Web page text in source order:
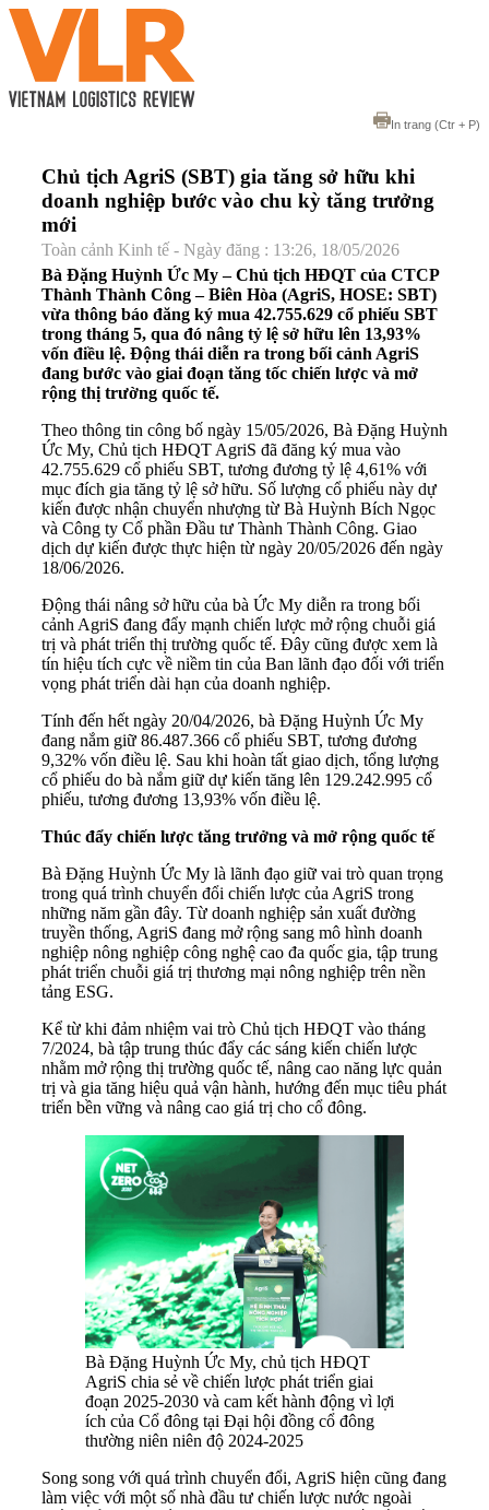
In trang (Ctr + P)
Chủ tịch AgriS (SBT) gia tăng sở hữu khi
doanh nghiệp bước vào chu kỳ tăng trưởng
mới
Toàn cảnh Kinh tế - Ngày đăng : 13:26, 18/05/2026
Bà Đặng Huỳnh Ức My – Chủ tịch HĐQT của CTCP
Thành Thành Công – Biên Hòa (AgriS, HOSE: SBT)
vừa thông báo đăng ký mua 42.755.629 cổ phiếu SBT
trong tháng 5, qua đó nâng tỷ lệ sở hữu lên 13,93%
vốn điều lệ. Động thái diễn ra trong bối cảnh AgriS
đang bước vào giai đoạn tăng tốc chiến lược và mở
rộng thị trường quốc tế.
Theo thông tin công bố ngày 15/05/2026, Bà Đặng Huỳnh
Ức My, Chủ tịch HĐQT AgriS đã đăng ký mua vào
42.755.629 cổ phiếu SBT, tương đương tỷ lệ 4,61% với
mục đích gia tăng tỷ lệ sở hữu. Số lượng cổ phiếu này dự
kiến được nhận chuyển nhượng từ Bà Huỳnh Bích Ngọc
và Công ty Cổ phần Đầu tư Thành Thành Công. Giao
dịch dự kiến được thực hiện từ ngày 20/05/2026 đến ngày
18/06/2026.
Động thái nâng sở hữu của bà Ức My diễn ra trong bối
cảnh AgriS đang đẩy mạnh chiến lược mở rộng chuỗi giá
trị và phát triển thị trường quốc tế. Đây cũng được xem là
tín hiệu tích cực về niềm tin của Ban lãnh đạo đối với triển
vọng phát triển dài hạn của doanh nghiệp.
Tính đến hết ngày 20/04/2026, bà Đặng Huỳnh Ức My
đang nắm giữ 86.487.366 cổ phiếu SBT, tương đương
9,32% vốn điều lệ. Sau khi hoàn tất giao dịch, tổng lượng
cổ phiếu do bà nắm giữ dự kiến tăng lên 129.242.995 cổ
phiếu, tương đương 13,93% vốn điều lệ.
Thúc đẩy chiến lược tăng trưởng và mở rộng quốc tế
Bà Đặng Huỳnh Ức My là lãnh đạo giữ vai trò quan trọng
trong quá trình chuyển đổi chiến lược của AgriS trong
những năm gần đây. Từ doanh nghiệp sản xuất đường
truyền thống, AgriS đang mở rộng sang mô hình doanh
nghiệp nông nghiệp công nghệ cao đa quốc gia, tập trung
phát triển chuỗi giá trị thương mại nông nghiệp trên nền
tảng ESG.
Kể từ khi đảm nhiệm vai trò Chủ tịch HĐQT vào tháng
7/2024, bà tập trung thúc đẩy các sáng kiến chiến lược
nhằm mở rộng thị trường quốc tế, nâng cao năng lực quản
trị và gia tăng hiệu quả vận hành, hướng đến mục tiêu phát
triển bền vững và nâng cao giá trị cho cổ đông.
Bà Đặng Huỳnh Ức My, chủ tịch HĐQT
AgriS chia sẻ về chiến lược phát triển giai
đoạn 2025-2030 và cam kết hành động vì lợi
ích của Cổ đông tại Đại hội đồng cổ đông
thường niên niên độ 2024-2025
Song song với quá trình chuyển đổi, AgriS hiện cũng đang
làm việc với một số nhà đầu tư chiến lược nước ngoài